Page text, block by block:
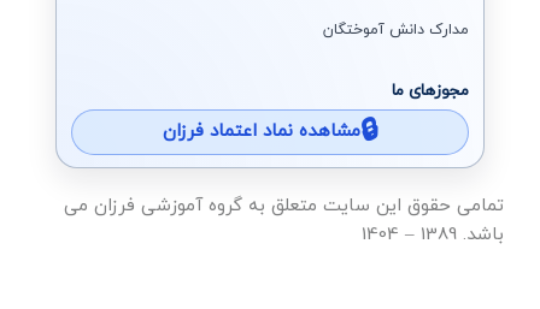
مدارک دانش آموختگان
مجوزهای ما
مشاهده نماد اعتماد فرزان
تمامی حقوق این سایت متعلق به گروه آموزشی فرزان می
باشد. 1389 – 1404